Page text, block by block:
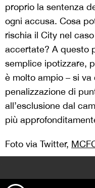
proprio la sentenza
ogni accusa. Cosa
rischia il City nel
accertate? A questo
semplice ipotizzare,
è molto ampio – si
penalizzazione di
all’esclusione dal
più
Foto via Twitter,